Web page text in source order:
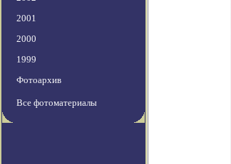
2001
2000
1999
Фотоархив
Все фотоматериалы